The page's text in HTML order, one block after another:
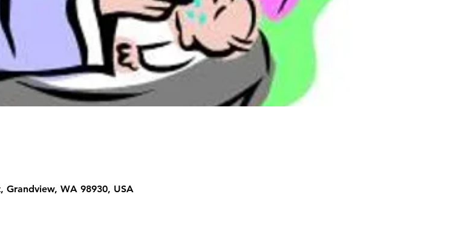
Grandview, WA 98930, USA